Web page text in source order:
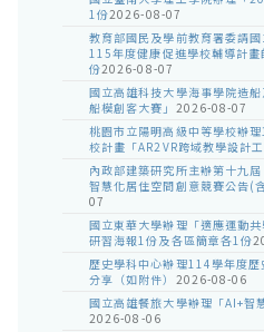
1份2026-08-07
教育部國民及學前教育署委請
115年度健康促進學校輔導計
份2026-08-07
國立高雄科技大學海事學院造
船模創客大賽」 2026-08-07
桃園市立陽明高級中等學校辦
校計畫「AR2VR跨域教學設計工
內政部建築研究所主辦第十九
智慧化居住空間創意競賽公告(
07
國立東華大學辦理「適應運動
研習海報1份及各區簡章各1份
歷史學科中心辦理114學年度
分享（如附件） 2026-08-06
國立高雄餐旅大學辦理「AI+智
2026-08-06